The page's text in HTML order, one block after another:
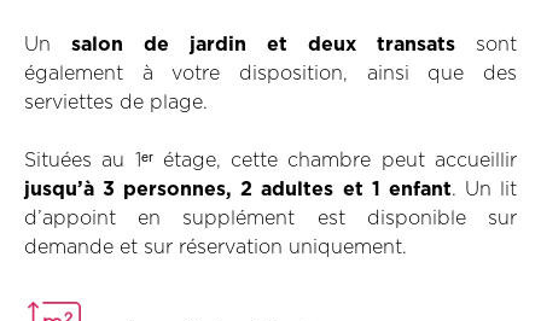
Un salon de jardin et deux transats sont
également à votre disposition, ainsi que des
serviettes de plage.
Situées au 1ᵉʳ étage, cette chambre peut accueillir
jusqu’à 3 personnes, 2 adultes et 1 enfant. Un lit
d’appoint en supplément est disponible sur
demande et sur réservation uniquement.